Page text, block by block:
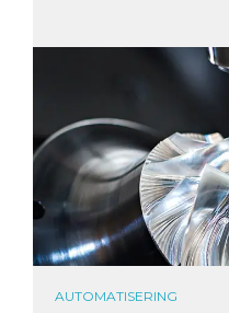
AUTOMATISERING